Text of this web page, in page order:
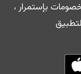
بإستمرار ،